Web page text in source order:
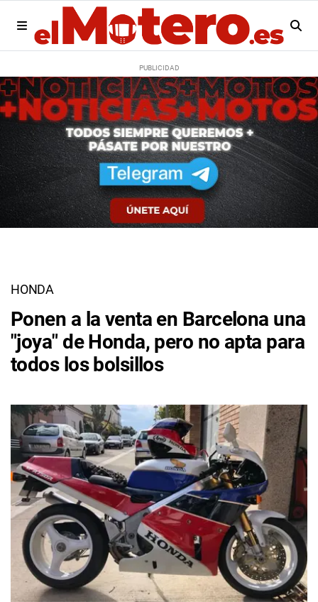
HONDA
Ponen a la venta en Barcelona una
"joya" de Honda, pero no apta para
todos los bolsillos